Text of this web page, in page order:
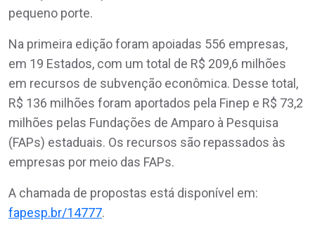
pequeno porte.
Na primeira edição foram apoiadas 556 empresas,
em 19 Estados, com um total de R$ 209,6 milhões
em recursos de subvenção econômica. Desse total,
R$ 136 milhões foram aportados pela Finep e R$ 73,2
milhões pelas Fundações de Amparo à Pesquisa
(FAPs) estaduais. Os recursos são repassados às
empresas por meio das FAPs.
A chamada de propostas está disponível em:
fapesp.br/14777.